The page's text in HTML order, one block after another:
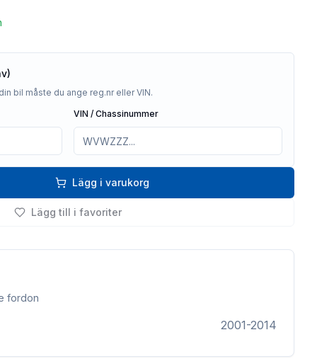
bil måste du ange reg.nr eller VIN.
VIN / Chassinummer
Lägg i varukorg
Lägg till i favoriter
fordon
2001-2014